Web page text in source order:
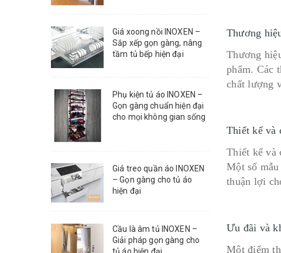
Thương
Thương
phẩm. Các
chất lượng
Thiết kế và
Thiết kế và
Một số
thuận lợi
Ưu đãi và
Một điểm
Giá xoong nồi INOXEN –
Sắp xếp gọn gàng, nâng
tầm tủ bếp hiện đại
Phụ kiện tủ áo INOXEN –
Gọn gàng chuẩn hiện đại
cho mọi không gian sống
Giá treo quần áo INOXEN
– Gọn gàng cho tủ áo
hiện đại
Cầu là âm tủ INOXEN –
Giải pháp gọn gàng cho